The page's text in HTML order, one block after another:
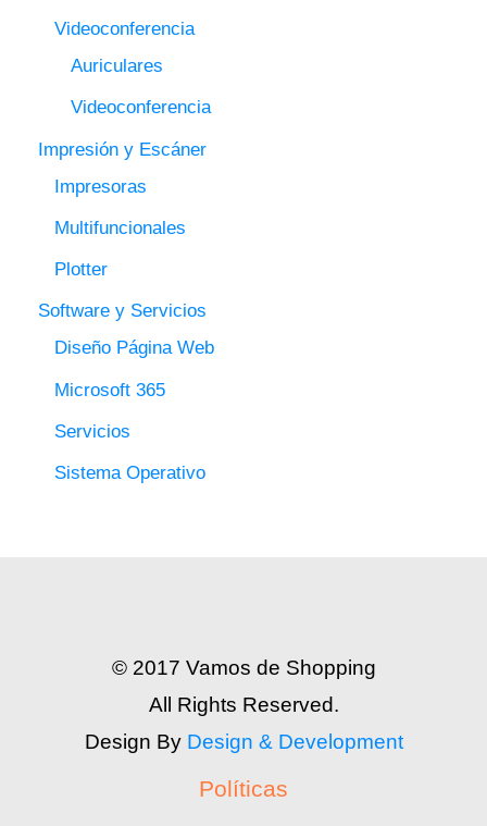
Videoconferencia
Auriculares
Videoconferencia
Impresión y Escáner
Impresoras
Multifuncionales
Plotter
Software y Servicios
Diseño Página Web
Microsoft 365
Servicios
Sistema Operativo
© 2017 Vamos de Shopping
All Rights Reserved.
Design By Design & Development
Políticas